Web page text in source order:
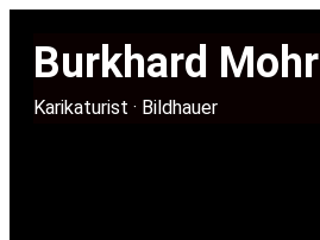
Burkhard Mohr
Karikaturist · Bildhauer